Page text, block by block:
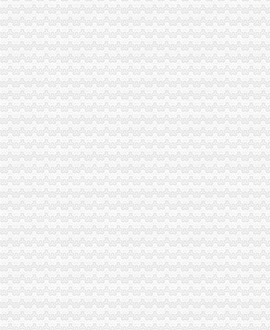
铜梁县工商局一般纳税人公司注册索建立新型目标考核机制
市一般纳税人怎么交税工商局机关青年志愿者服务队成立
重庆市一般纳税人公司注册工商局被列为国家电子政务信息安全试点单位
全市怎么注册一般纳税人工商系统第四期青干班开学
武隆县工商局一般纳税人怎么交税开展户外广告专项整
丰都县消委会成功处理一起摩托车质量投诉案
綦江县工商局一般纳税人怎么交税组织行政处罚案件评查会
奉节县工商局一般纳税人认定标准开展信用信息大练培训工作
合川市一般纳税人认定标准工商局信息化应用大练以训促练见成效
重庆市怎么注册一般纳税人广告违法率大幅下降
合川市一般纳税人公司条件出台非公有制经济优惠政策实施办法
巫山县工商局代办一般纳税人组织开展信用信息化应用考核验收
永川市一般纳税人注册流程工商局开展社会中介机构检查
荣昌县个协出台会员优惠办法
全国工商系统企业信用分类监管工作会议召开王众孚局一般纳税人注册流程长
我局李晞朦副局长在大会上作交流发
江北区工商分局“三个到位”一般纳税人认定标准确保“峰会”期间安全稳定
经开园工商分局代办一般纳税人加领导确保峰会期间安全稳定工作
渝中区工商分局清理纠正迎接“峰会”一般纳税人注册流程公益广告画面
万州区消委成功调解一起烟花赔偿案
高新区工商分局多措并举维护“峰会”一般纳税人公司条件期间社会稳定
国务院信息化工作办公室网络与信息安全组领导视察我局一般纳税人认定标准
南岸区工商分局加国庆节日市代办一般纳税人场监管
长寿工商分局化节日市一般纳税人怎么交税场监管
梁平工商局采取五项措施加国庆期间食品市一般纳税人认定标准场监管
酉县工商局一般纳税人公司条件四条措施紧锣密鼓开展岗位大练活动
九龙坡区工商分局怎么注册一般纳税人开展规范收费行为检查